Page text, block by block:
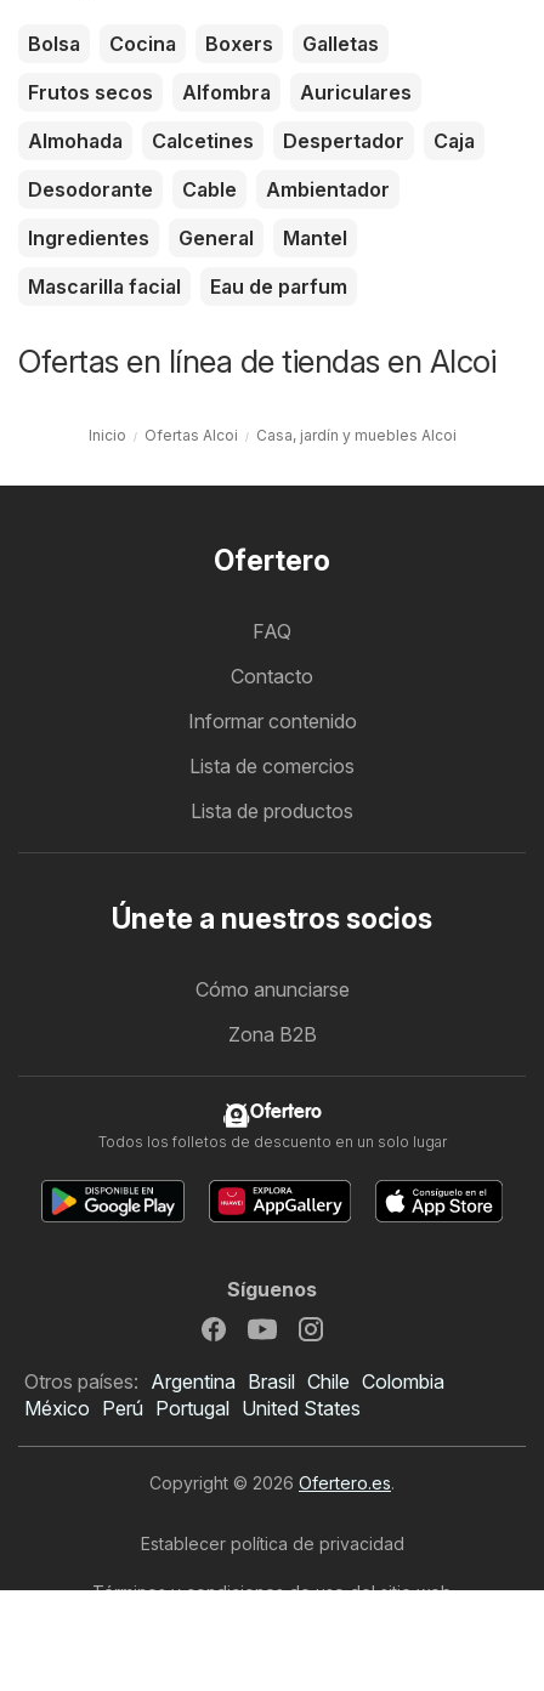
Bolsa Cocina Boxers
Galletas
Frutos secos
Alfombra
Auriculares
Almohada
Calcetines Despertador
Caja
Desodorante
Cable
Ambientador
Ingredientes
General
Mantel
Mascarilla facial
Eau de parfum
Ofertas en línea de tiendas en Alcoi
Inicio Ofertas Alcoi Casa, jardín y muebles Alcoi
Ofertero
FAQ
Contacto
Informar contenido
Lista de comercios
Lista de productos
Únete a nuestros socios
Cómo anunciarse
Zona B2B
Ofertero
Todos los folletos de descuento en un solo lugar
Síguenos
Otros países: Argentina Brasil Chile Colombia
México Perú Portugal United States
Copyright © 2026 Ofertero.es.
Establecer política de privacidad
Términos y condiciones de uso del sitio web